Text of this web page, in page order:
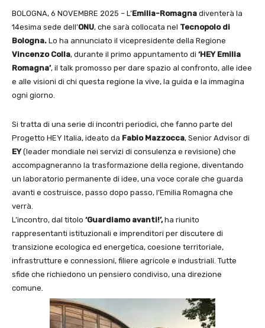
BOLOGNA, 6 NOVEMBRE 2025 – L’Emilia-Romagna diventerà la
14esima sede dell’ONU, che sarà collocata nel Tecnopolo di
Bologna. Lo ha annunciato il vicepresidente della Regione
Vincenzo Colla, durante il primo appuntamento di ‘HEY Emilia
Romagna’, il talk promosso per dare spazio al confronto, alle idee
e alle visioni di chi questa regione la vive, la guida e la immagina
ogni giorno.
Si tratta di una serie di incontri periodici, che fanno parte del
Progetto HEY Italia, ideato da Fabio Mazzocca, Senior Advisor di
EY(leader mondiale nei servizi di consulenza e revisione) che
accompagneranno la trasformazione della regione, diventando
un laboratorio permanente di idee, una voce corale che guarda
avanti e costruisce, passo dopo passo, l’Emilia Romagna che
verrà.
L’incontro, dal titolo ‘Guardiamo avanti!’,ha riunito
rappresentanti istituzionali e imprenditori per discutere di
transizione ecologica ed energetica, coesione territoriale,
infrastrutture e connessioni, filiere agricole e industriali. Tutte
sfide che richiedono un pensiero condiviso, una direzione
comune.